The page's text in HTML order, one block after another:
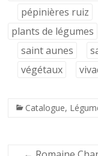
pépinières ruiz
plants de légumes
saint aunes
végétaux
Catalogue,